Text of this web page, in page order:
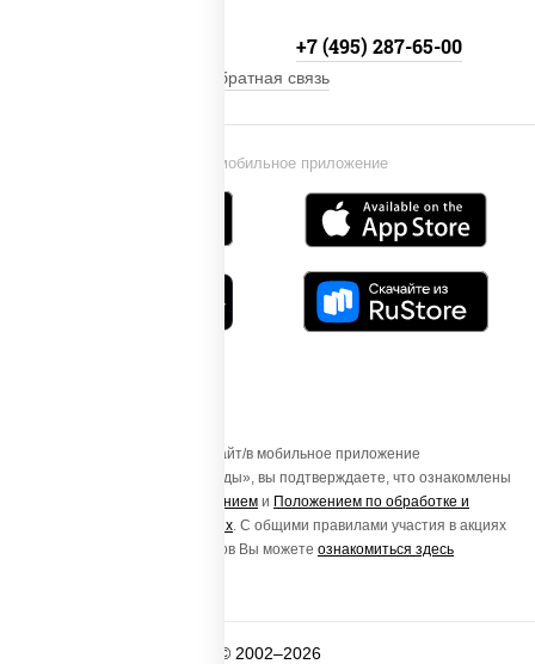
Установи мобильное приложение
+7 (495) 287-65-00
Обратная связь
Осуществляя вход на этот Сайт/в мобильное приложение
«ПиццаСушиВок - доставка еды», вы подтверждаете, что ознакомлены
Пользовательским соглашением и Положением по обработке и
защите персональных данных. С общими правилами участия в акциях
и порядке получения подарков Вы можете ознакомиться здесь
© 2002–2026